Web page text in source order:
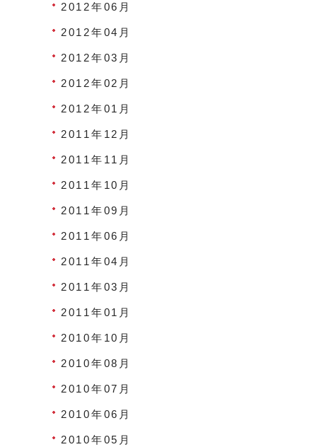
2012年06月
2012年04月
2012年03月
2012年02月
2012年01月
2011年12月
2011年11月
2011年10月
2011年09月
2011年06月
2011年04月
2011年03月
2011年01月
2010年10月
2010年08月
2010年07月
2010年06月
2010年05月